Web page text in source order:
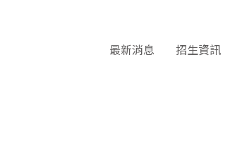
最新消息 招生資訊